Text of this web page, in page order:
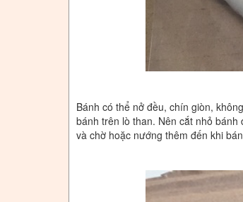
Bánh có thể nở đều, chín giòn,
bánh trên lò than. Nên cắt nhỏ
và chờ hoặc nướng thêm đến khi